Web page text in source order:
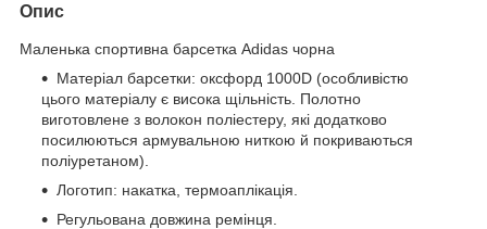
Опис
Маленька спортивна барсетка Adidas чорна
Матеріал барсетки: оксфорд 1000D (особливістю
цього матеріалу є висока щільність. Полотно
виготовлене з волокон поліестеру, які додатково
посилюються армувальною ниткою й покриваються
поліуретаном).
Логотип: накатка, термоаплікація.
Регульована довжина ремінця.